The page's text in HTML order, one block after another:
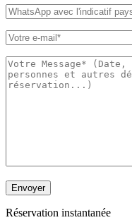
Réservation instantanée